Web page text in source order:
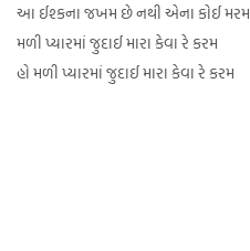
આ ઈશ્કના જખમ છે નથી એના કોઈ મરમ
મળી પ્યારમાં જુદાઈ મારા કેવા રે કરમ
હો મળી પ્યારમાં જુદાઈ મારા કેવા રે કરમ